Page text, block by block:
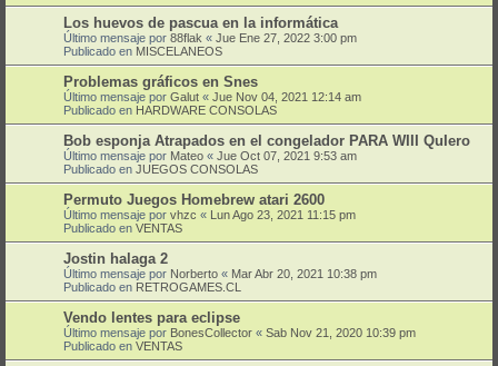
Los huevos de pascua en la informática
Último mensaje por 88flak « Jue Ene 27, 2022 3:00 pm
Publicado en MISCELANEOS
Problemas gráficos en Snes
Último mensaje por Galut « Jue Nov 04, 2021 12:14 am
Publicado en HARDWARE CONSOLAS
Bob esponja Atrapados en el congelador PARA WIII QuIero
Último mensaje por Mateo « Jue Oct 07, 2021 9:53 am
Publicado en JUEGOS CONSOLAS
Permuto Juegos Homebrew atari 2600
Último mensaje por vhzc « Lun Ago 23, 2021 11:15 pm
Publicado en VENTAS
Jostin halaga 2
Último mensaje por Norberto « Mar Abr 20, 2021 10:38 pm
Publicado en RETROGAMES.CL
Vendo lentes para eclipse
Último mensaje por BonesCollector « Sab Nov 21, 2020 10:39 pm
Publicado en VENTAS